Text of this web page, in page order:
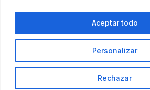
Personalizar
Rechazar
Aceptar todo
¡Hola!
por WhatsApp
Copyright © 2025 Comenaranjas.
reservados.